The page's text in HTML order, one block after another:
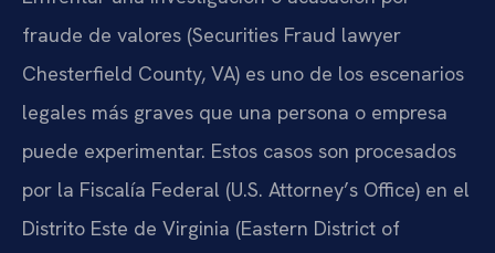
fraude de valores (Securities Fraud lawyer
Chesterfield County, VA) es uno de los escenarios
legales más graves que una persona o empresa
puede experimentar. Estos casos son procesados
por la Fiscalía Federal (U.S. Attorney’s Office) en el
Distrito Este de Virginia (Eastern District of